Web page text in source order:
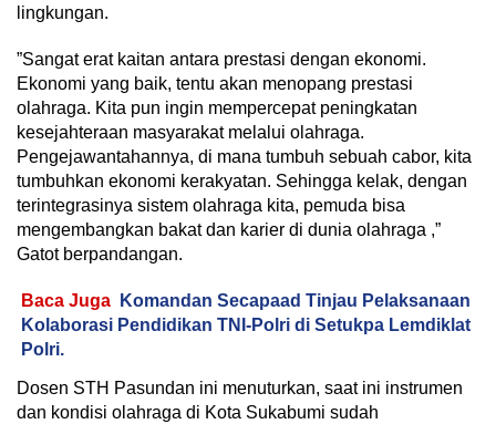
lingkungan.
”Sangat erat kaitan antara prestasi dengan ekonomi.
Ekonomi yang baik, tentu akan menopang prestasi
olahraga. Kita pun ingin mempercepat peningkatan
kesejahteraan masyarakat melalui olahraga.
Pengejawantahannya, di mana tumbuh sebuah cabor, kita
tumbuhkan ekonomi kerakyatan. Sehingga kelak, dengan
terintegrasinya sistem olahraga kita, pemuda bisa
mengembangkan bakat dan karier di dunia olahraga ,”
Gatot berpandangan.
Baca Juga
Komandan Secapaad Tinjau Pelaksanaan
Kolaborasi Pendidikan TNI-Polri di Setukpa Lemdiklat
Polri.
Dosen STH Pasundan ini menuturkan, saat ini instrumen
dan kondisi olahraga di Kota Sukabumi sudah